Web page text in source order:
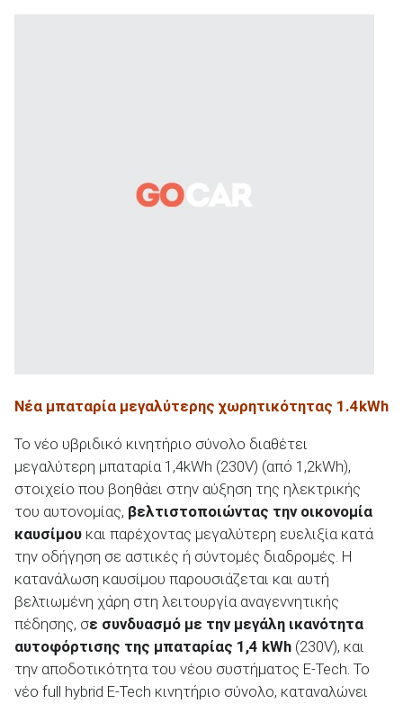
Νέα μπαταρία μεγαλύτερης χωρητικότητας 1.4kWh
Το νέο υβριδικό κινητήριο σύνολο διαθέτει
μεγαλύτερη μπαταρία 1,4kWh (230V) (από 1,2kWh),
στοιχείο που βοηθάει στην αύξηση της ηλεκτρικής
του αυτονομίας, βελτιστοποιώντας την οικονομία
καυσίμου και παρέχοντας μεγαλύτερη ευελιξία κατά
την οδήγηση σε αστικές ή σύντομές διαδρομές. Η
κατανάλωση καυσίμου παρουσιάζεται και αυτή
βελτιωμένη χάρη στη λειτουργία αναγεννητικής
πέδησης, σε συνδυασμό με την μεγάλη ικανότητα
αυτοφόρτισης της μπαταρίας 1,4 kWh (230V), και
την αποδοτικότητα του νέου συστήματος E-Tech. Το
νέο full hybrid E-Tech κινητήριο σύνολο, καταναλώνει